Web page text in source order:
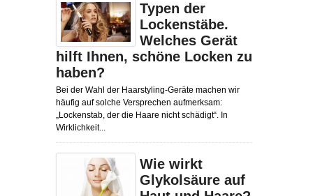
Typen der
Lockenstäbe.
Welches Gerät
hilft Ihnen, schöne Locken zu
haben?
Bei der Wahl der Haarstyling-Geräte machen wir
häufig auf solche Versprechen aufmerksam:
„Lockenstab, der die Haare nicht schädigt“. In
Wirklichkeit...
Wie wirkt
Glykolsäure auf